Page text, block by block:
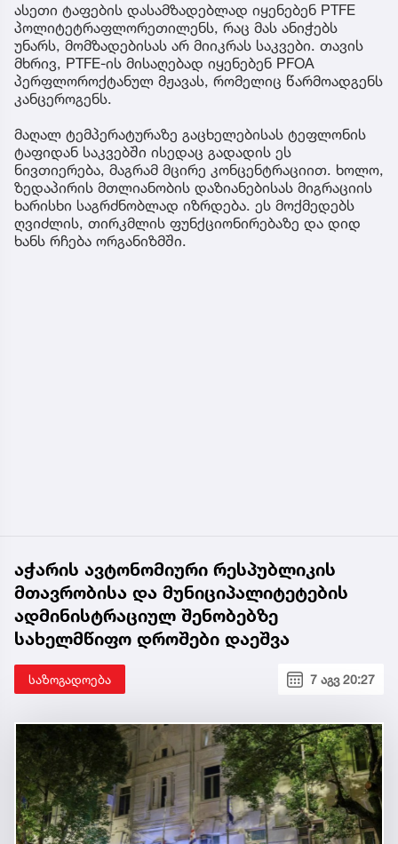
ასეთი ტაფების დასამზადებლად იყენებენ PTFE
პოლიტეტრაფლორეთილენს, რაც მას ანიჭებს
უნარს, მომზადებისას არ მიიკრას საკვები. თავის
მხრივ, PTFE-ის მისაღებად იყენებენ PFOA
პერფლოროქტანულ მჟავას, რომელიც წარმოადგენს
კანცეროგენს.
მაღალ ტემპერატურაზე გაცხელებისას ტეფლონის
ტაფიდან საკვებში ისედაც გადადის ეს
ნივთიერება, მაგრამ მცირე კონცენტრაციით. ხოლო,
ზედაპირის მთლიანობის დაზიანებისას მიგრაციის
ხარისხი საგრძნობლად იზრდება. ეს მოქმედებს
ღვიძლის, თირკმლის ფუნქციონირებაზე და დიდ
ხანს რჩება ორგანიზმში.
აჭარის ავტონომიური რესპუბლიკის
მთავრობისა და მუნიციპალიტეტების
ადმინისტრაციულ შენობებზე
სახელმწიფო დროშები დაეშვა
საზოგადოება 7 აგვ 20:27